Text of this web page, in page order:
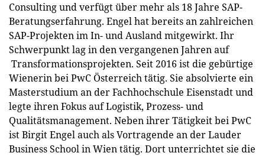
Consulting und verfügt über mehr als 18 Jahre SAP-
Beratungserfahrung. Engel hat bereits an zahlreichen
SAP-Projekten im In- und Ausland mitgewirkt. Ihr
Schwerpunkt lag in den vergangenen Jahren auf
Transformationsprojekten. Seit 2016 ist die gebürtige
Wienerin bei PwC Österreich tätig. Sie absolvierte ein
Masterstudium an der Fachhochschule Eisenstadt und
legte ihren Fokus auf Logistik, Prozess- und
Qualitätsmanagement. Neben ihrer Tätigkeit bei PwC
ist Birgit Engel auch als Vortragende an der Lauder
Business School in Wien tätig. Dort unterrichtet sie die